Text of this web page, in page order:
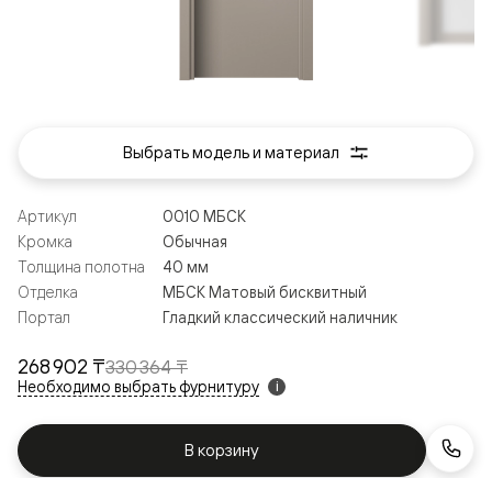
268 902 ₸330 364 ₸
Необходимо выбрать фурнитуру i
В корзину
Артикул
0010 МБСК
Кромка
Обычная
Толщина полотна
40 мм
Отделка
МБСК Матовый бисквитный
Портал
Гладкий классический наличник
Выбрать модель и материал